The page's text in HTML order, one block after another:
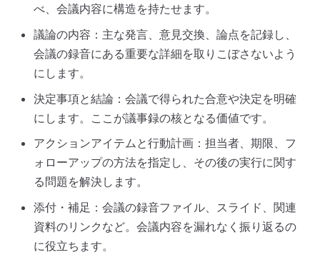
べ、会議内容に構造を持たせます。
議論の内容：主な発言、意見交換、論点を記録し、
会議の録音にある重要な詳細を取りこぼさないよう
にします。
決定事項と結論：会議で得られた合意や決定を明確
にします。ここが議事録の核となる価値です。
アクションアイテムと行動計画：担当者、期限、フ
ォローアップの方法を指定し、その後の実行に関す
る問題を解決します。
添付・補足：会議の録音ファイル、スライド、関連
資料のリンクなど。会議内容を漏れなく振り返るの
に役立ちます。